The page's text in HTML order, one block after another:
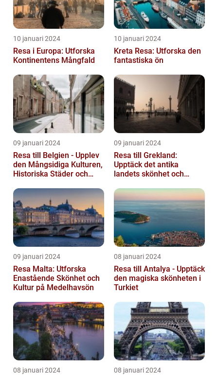
10 januari 2024
Resa i Europa: Utforska
Kontinentens Mångfald
10 januari 2024
Kreta Resa: Utforska den
fantastiska ön
09 januari 2024
Resa till Belgien - Upplev
den Mångsidiga Kulturen,
Historiska Städer och
09 januari 2024
Resa till Grekland:
Upptäck det antika
landets skönhet och
09 januari 2024
Resa Malta: Utforska
Enastående Skönhet och
Kultur på Medelhavsön
08 januari 2024
Resa till Antalya - Upptäck
den magiska skönheten i
Turkiet
08 januari 2024 08 januari 2024